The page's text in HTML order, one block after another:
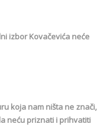
izbor Kovačevića neće
koja nam ništa ne znači,
neću priznati i prihvatiti